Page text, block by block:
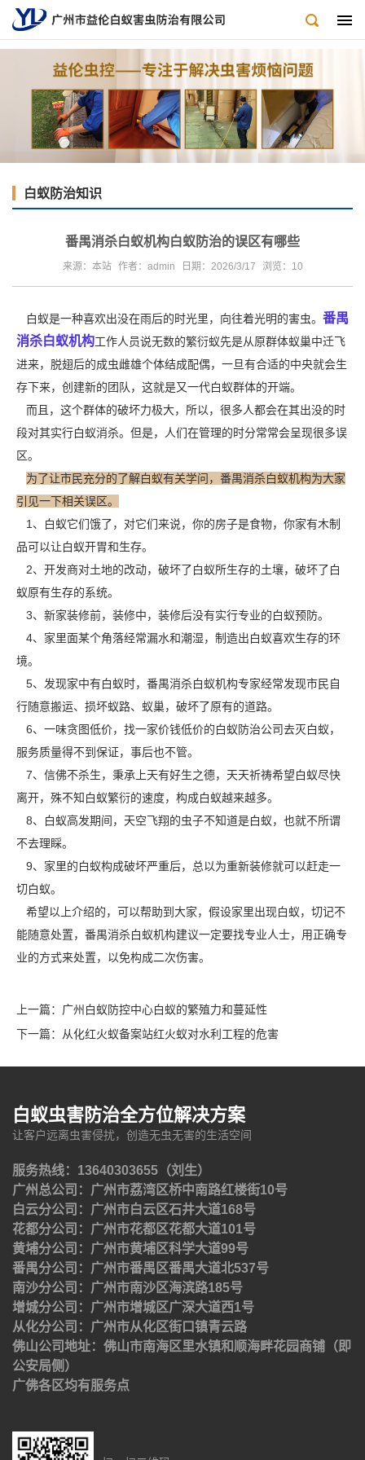
白蚁防治知识
番禺消杀白蚁机构白蚁防治的误区有哪些
来源：本站 作者：admin 日期：2026/3/17 浏览： 10
白蚁是一种喜欢出没在雨后的时光里，向往着光明的害虫。 番禺
消杀白蚁机构工作人员说无数的繁衍蚁先是从原群体蚁巢中迁飞
进来，脱翅后的成虫雌雄个体结成配偶，一旦有合适的中央就会生
存下来，创建新的团队，这就是又一代白蚁群体的开端。
而且，这个群体的破坏力极大，所以，很多人都会在其出没的时
段对其实行白蚁消杀。但是，人们在管理的时分常常会呈现很多误
区。
为了让市民充分的了解白蚁有关学问，番禺消杀白蚁机构为大家
引见一下相关误区。
1、白蚁它们饿了，对它们来说，你的房子是食物，你家有木制
品可以让白蚁开胃和生存。
2、开发商对土地的改动，破坏了白蚁所生存的土壤，破坏了白
蚁原有生存的系统。
3、新家装修前，装修中，装修后没有实行专业的白蚁预防。
4、家里面某个角落经常漏水和潮湿，制造出白蚁喜欢生存的环
境。
5、发现家中有白蚁时，番禺消杀白蚁机构专家经常发现市民自
行随意搬运、损坏蚁路、蚁巢，破坏了原有的道路。
6、一味贪图低价，找一家价钱低价的白蚁防治公司去灭白蚁，
服务质量得不到保证，事后也不管。
7、信佛不杀生，秉承上天有好生之德，天天祈祷希望白蚁尽快
离开，殊不知白蚁繁衍的速度，构成白蚁越来越多。
8、白蚁高发期间，天空飞翔的虫子不知道是白蚁，也就不所谓
不去理睬。
9、家里的白蚁构成破坏严重后，总以为重新装修就可以赶走一
切白蚁。
希望以上介绍的，可以帮助到大家，假设家里出现白蚁，切记不
能随意处置，番禺消杀白蚁机构建议一定要找专业人士，用正确专
业的方式来处置，以免构成二次伤害。
上一篇： 广州白蚁防控中心白蚁的繁殖力和蔓延性
下一篇：
从化红火蚁备案站红火蚁对水利工程的危害
白蚁虫害防治全方位解决方案
让客户远离虫害侵扰，创造无虫无害的生活空间
服务热线：13640303655（刘生）
广州总公司：广州市荔湾区桥中南路红楼街10号
白云分公司：广州市白云区石井大道168号
花都分公司：广州市花都区花都大道101号
黄埔分公司：广州市黄埔区科学大道99号
番禺分公司：广州市番禺区番禺大道北537号
南沙分公司：广州市南沙区海滨路185号
增城分公司：广州市增城区广深大道西1号
从化分公司：广州市从化区街口镇青云路
佛山公司地址：佛山市南海区里水镇和顺海畔花园商铺（即
公安局侧）
广佛各区均有服务点